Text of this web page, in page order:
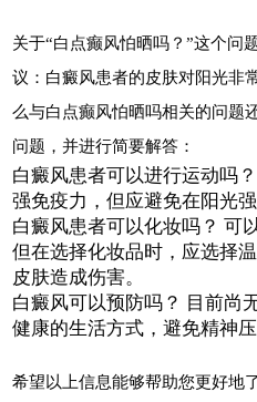
关于“白点癫风怕晒吗？”这个问
议：白癜风患者的皮肤对阳光非
么与白点癫风怕晒吗相关的问题
问题，并进行简要解答：
白癜风患者可以进行运动吗
强免疫力，但应避免在阳光
白癜风患者可以化妆吗？ 可
但在选择化妆品时，应选择
皮肤造成伤害。
白癜风可以预防吗？ 目前尚
健康的生活方式，避免精神
希望以上信息能够帮助您更好地